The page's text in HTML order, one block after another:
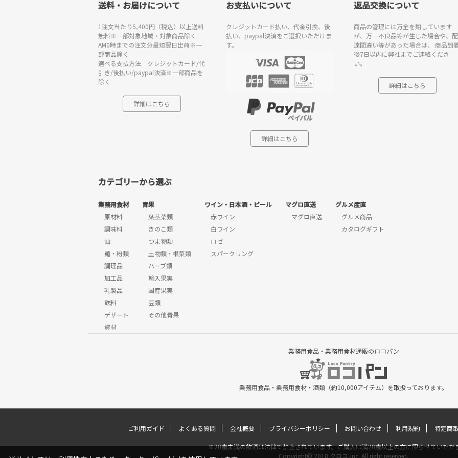
送料・お届けについて
1注文当たり5,400円（税込）以上送料
無料※一部対象地域・対象商品除く
AM0時までの注文分最短翌日出荷※一
部商品除く
選べる支払方法 クレジットカード/代
引き/後払い/paypal決済※一部商品を
除く
詳細はこちら
お支払いについて
クレジットカード払い、代金引換、後
払い、paypal決済をご選択いただけま
す。
詳細はこちら
返品交換について
商品の管理には万全を期しています
が、万一不良品等が生じた場合や、配
達間違い等があった場合は、 商品到
後7日以内に弊社までご連絡くださ
い。
詳細はこちら
カテゴリーから選ぶ
業務用食材
原材料
調味料
油
麺・粉類
調理品
加工品
乳製品
飲料
デザート
資材
青果
葉茎菜類
きのこ類
つま物類
土物類・根菜類
ハーブ類
輸入果実
国産果実
豆類
その他青果
ワイン・日本酒・ビール
赤ワイン
白ワイン
ロゼ
スパークリング
マグロ直送
マグロ直送
グルメ産直
グルメ商品
カタログギフト
業務用食品・業務用食材通販のロコパン
業務用食品・業務用食材・酒類（約10,000アイテム）を取扱っております。
ご利用ガイド よくある質問 会社概要 プライバシーポリシー お問い合わせ 利用規約 特定商
※20歳未満の飲酒は法律で禁止されています。ご購入は満20歳以上の方に限らせていただ
Copyright© 2018 クロコ,Inc. All right reserved.